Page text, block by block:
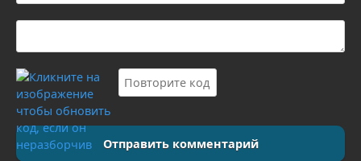
Отправить комментарий